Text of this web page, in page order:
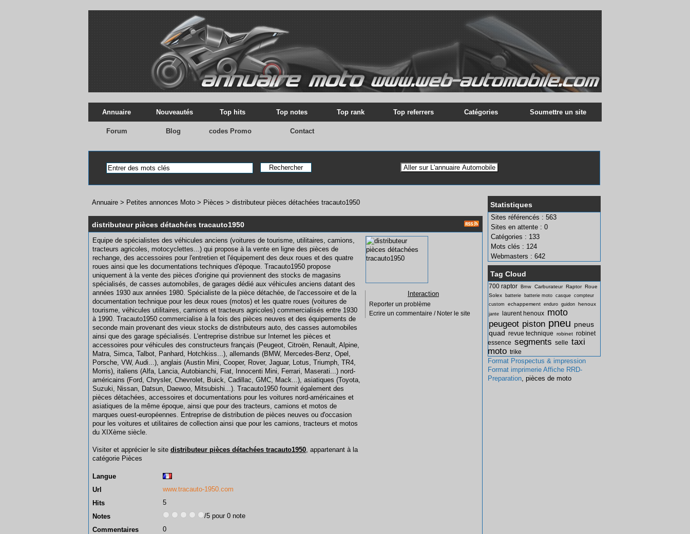
Annuaire Nouveautés Top hits Top notes Top rank Top referrers Catégories Soumettre un site
Forum Blog codes Promo Contact
Statistiques
Sites référencés : 563
Sites en attente : 0
Catégories : 133
Mots clés : 124
Webmasters : 642
Tag Cloud
700 raptor Bmw Carburateur Raptor Roue
Solex
batterie batterie moto casque compteur
custom
echappement enduro guidon henoux
jante laurent henoux moto
peugeot piston pneu pneus
quad revue technique robinet robinet
essence segments selle taxi
moto trike
Format Prospectus & impression
Format imprimerie Affiche RRD-
Preparation, pièces de moto
Annuaire > Petites annonces Moto > Pièces > distributeur pièces détachées tracauto1950
distributeur pièces détachées tracauto1950
Equipe de spécialistes des véhicules anciens (voitures de tourisme, utilitaires, camions,
tracteurs agricoles, motocyclettes...) qui propose à la vente en ligne des pièces de
rechange, des accessoires pour l'entretien et l'équipement des deux roues et des quatre
roues ainsi que les documentations techniques d'époque. Tracauto1950 propose
uniquement à la vente des pièces d'origine qui proviennent des stocks de magasins
spécialisés, de casses automobiles, de garages dédié aux véhicules anciens datant des
années 1930 aux années 1980. Spécialiste de la pièce détachée, de l'accessoire et de la
documentation technique pour les deux roues (motos) et les quatre roues (voitures de
tourisme, véhicules utilitaires, camions et tracteurs agricoles) commercialisés entre 1930
à 1990. Tracauto1950 commercialise à la fois des pièces neuves et des équipements de
seconde main provenant des vieux stocks de distributeurs auto, des casses automobiles
ainsi que des garage spécialisés. L'entreprise distribue sur Internet les pièces et
accessoires pour véhicules des constructeurs français (Peugeot, Citroën, Renault, Alpine,
Matra, Simca, Talbot, Panhard, Hotchkiss...), allemands (BMW, Mercedes-Benz, Opel,
Porsche, VW, Audi...), anglais (Austin Mini, Cooper, Rover, Jaguar, Lotus, Triumph, TR4,
Morris), italiens (Alfa, Lancia, Autobianchi, Fiat, Innocenti Mini, Ferrari, Maserati...) nord-
américains (Ford, Chrysler, Chevrolet, Buick, Cadillac, GMC, Mack...), asiatiques (Toyota,
Suzuki, Nissan, Datsun, Daewoo, Mitsubishi...). Tracauto1950 fournit également des
pièces détachées, accessoires et documentations pour les voitures nord-américaines et
asiatiques de la même époque, ainsi que pour des tracteurs, camions et motos de
marques ouest-européennes. Entreprise de distribution de pièces neuves ou d'occasion
pour les voitures et utilitaires de collection ainsi que pour les camions, tracteurs et motos
du XIXème siècle.
Visiter et apprécier le site distributeur pièces détachées tracauto1950, appartenant à la
catégorie Pièces
Langue
Url
www.tracauto-1950.com
Hits
5
Notes
/5 pour 0 note
Commentaires
0
Interaction
Reporter un problème
Ecrire un commentaire / Noter le site